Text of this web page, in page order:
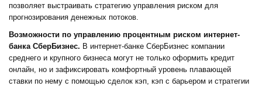
позволяет выстраивать стратегию управления риском для
прогнозирования денежных потоков.
Возможности по управлению процентным риском интернет-
банка СберБизнес. В интернет-банке СберБизнес компании
среднего и крупного бизнеса могут не только оформить кредит
онлайн, но и зафиксировать комфортный уровень плавающей
ставки по нему с помощью сделок кэп, кэп с барьером и стратегии